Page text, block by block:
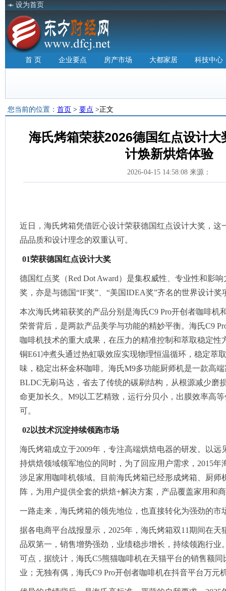
设为首页
首 页 企业要点 房产市场 大都家居 科技中心
您当前的位置： 首页 > 要点 >正文
海氏烤箱荣获2026德国红点设计大
计焕新烘焙体验
2026-04-15 14:58:08 来源：
近日，海氏烤箱凭借匠心设计荣获德国红点设计大奖，这
品品质和设计理念的双重认可。
01荣获德国红点设计大奖
德国红点奖（Red Dot Award）是集权威性、专业性和影
奖，亦是与德国“IF奖”、“美国IDEA奖”齐名的世界设计奖
本次海氏烤箱获奖的产品分别是海氏C9 Pro开创者咖啡机
荣誉背后，是两款产品美学与功能的精妙平衡。海氏C9
咖啡机技术的重大成果，在压力的精准控制和萃取稳定性
铜E61冲煮头通过热虹吸效应实现物理恒温循环，稳定萃
味，稳定出杯金杯咖啡。海氏M9多功能厨师机是一款高
BLDC无刷马达，省去了传统的碳刷结构，从根源减少磨
命更加长久。M9以工艺精致，运行分贝小，出膜效率高
可。
02以技术沉淀持续领跑市场
海氏烤箱成立于2009年，专注高端烘焙电器的研发。以远
持烘焙领域领军地位的同时，为了回应用户需求，2015年
涉足家用咖啡机领域。目前海氏烤箱已经形成烤箱、厨师
阵，为用户提供全套的烘焙+解决方案，产品覆盖家用和
一路走来，海氏烤箱的领先地位，也直接转化为强劲的市
据各电商平台战报显示，2025年，海氏烤箱双11期间在天
品双第一，销售增势强劲，业绩稳步增长，持续领跑行业
可点，据统计，海氏C5熊猫咖啡机在天猫平台的销售额同
业；无独有偶，海氏C9 Pro开创者咖啡机在抖音平台万元